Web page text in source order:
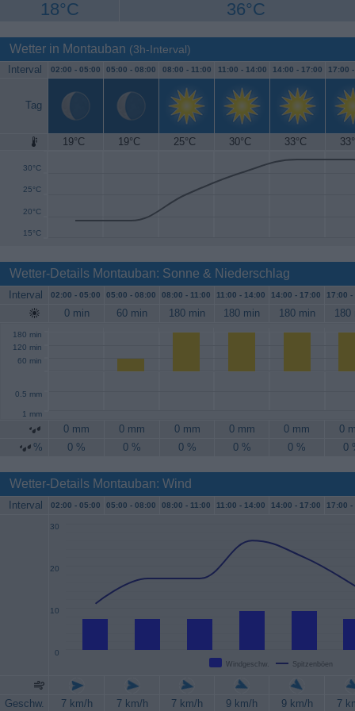
18°C 36°C
Wetter in Montauban (3h-Interval)
Interval 02:00 - 05:00 05:00 - 08:00 08:00 - 11:00 11:00 - 14:00 14:00 - 17:00 17:00
Tag
19°C 19°C 25°C 30°C 33°C
15°C
20°C
25°C
30°C
35°C
Wetter-Details Montauban: Sonne & Niederschlag
Interval 02:00 - 05:00 05:00 - 08:00 08:00 - 11:00 11:00 - 14:00 14:00 - 17:00 17:00 -
0 min 60 min 180 min 180 min 180 min 180
60 min
120 min
180 min
0.5 mm
1 mm
0 mm 0 mm 0 mm 0 mm 0 mm
0
%
0 % 0 % 0 % 0 % 0 % 0
Wetter-Details Montauban: Wind
Interval 02:00 - 05:00 05:00 - 08:00 08:00 - 11:00 11:00 - 14:00 14:00 - 17:00 17:00 -
Windgeschw. Spitzenböen
0
10
20
30
Geschw. 7 km/h 7 km/h 7 km/h 9 km/h 9 km/h
7